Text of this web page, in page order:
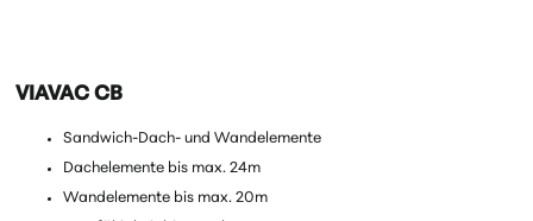
VIAVAC CB
Sandwich-Dach- und Wandelemente
Dachelemente bis max. 24m
Wandelemente bis max. 20m